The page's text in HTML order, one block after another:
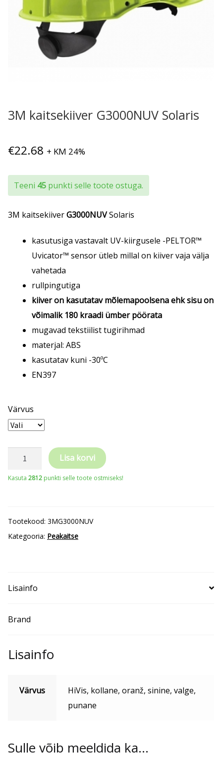
3M kaitsekiiver G3000NUV Solaris
€22.68 + KM 24%
Teeni 45 punkti selle toote ostuga.
3M kaitsekiiverG3000NUVSolaris
kasutusiga vastavalt UV-kiirgusele -PELTOR™
Uvicator™ sensor ütleb millal on kiiver vaja välja
vahetada
rullpingutiga
kiiver on kasutatav mõlemapoolsena ehk sisu on
võimalik 180 kraadi ümber pöörata
mugavad tekstiilist tugirihmad
materjal: ABS
kasutatav kuni -30ºC
EN397
Värvus
G3000NUV
Lisa korvi
Kasuta 2812 punkti selle toote ostmiseks!
Tootekood: 3MG3000NUV
Kategooria: Peakaitse
Lisainfo
Brand
Lisainfo
Värvus
HiVis, kollane, oranž, sinine, valge,
punane
Sulle võib meeldida ka…